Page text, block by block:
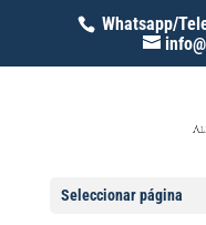
Whatsapp/
Seleccionar página